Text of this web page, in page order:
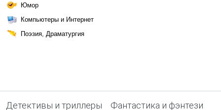
Юмор
Компьютеры и Интернет
Поэзия, Драматургия
Детективы и триллеры Фантастика и фэнтези